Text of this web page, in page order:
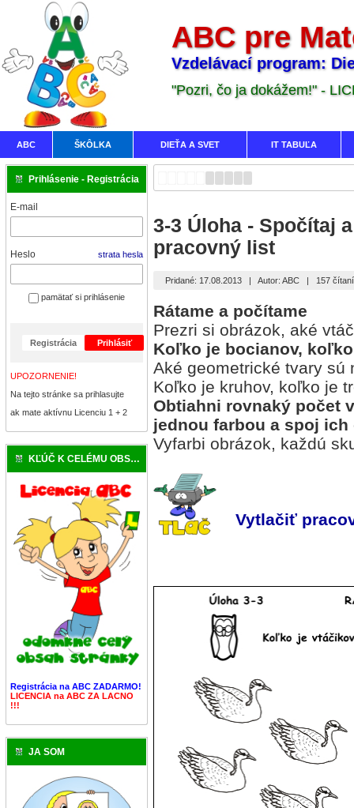
ABC pre
Vzdelávací program:
"Pozri, čo ja dokážem!" -
ABC ŠKÔLKA DIEŤA A SVET IT TABUĽA
Prihlásenie - Registrácia
E-mail
Heslo strata hesla
pamätať si prihlásenie
Registrácia Prihlásiť
UPOZORNENIE!
Na tejto stránke sa prihlasujte
ak mate aktívnu Licenciu 1 + 2
KĽÚČ K CELÉMU OBSAHU
Registrácia na ABC ZADARMO!
LICENCIA na ABC ZA LACNO
!!!
JA SOM
3-3 Úloha - Spočítaj
pracovný list
Pridané: 17.08.2013 |Autor: ABC | 157
Rátame a počítame
Prezri si obrázok, aké
Koľko je bocianov,
Aké geometrické tvary sú
Koľko je kruhov, koľko je
Obtiahni rovnaký počet
jednou farbou a spoj ich
Vyfarbi obrázok, každú
Vytlačiť